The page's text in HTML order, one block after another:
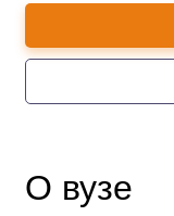
О вузе